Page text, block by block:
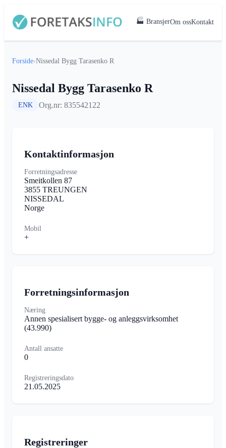
🏭 BransjerOm ossKontakt
Forside›Nissedal Bygg Tarasenko R
Nissedal Bygg Tarasenko R
ENK Org.nr: 835542122
Kontaktinformasjon
Forretningsadresse
Smeitkollen 87
3855 TREUNGEN
NISSEDAL
Norge
Mobil
+
Forretningsinformasjon
Næring
Annen spesialisert bygge- og anleggsvirksomhet
(43.990)
Antall ansatte
0
Registreringsdato
21.05.2025
Registreringer